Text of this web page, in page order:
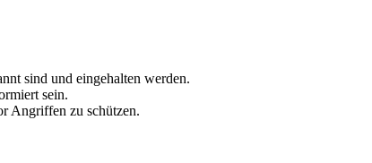
sind und eingehalten werden.
sein.
Angriffen zu schützen.